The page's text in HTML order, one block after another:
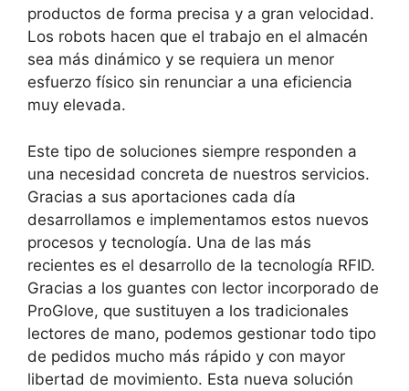
productos de forma precisa y a gran velocidad.
Los robots hacen que el trabajo en el almacén
sea más dinámico y se requiera un menor
esfuerzo físico sin renunciar a una eficiencia
muy elevada.
Este tipo de soluciones siempre responden a
una necesidad concreta de nuestros servicios.
Gracias a sus aportaciones cada día
desarrollamos e implementamos estos nuevos
procesos y tecnología. Una de las más
recientes es el desarrollo de la tecnología RFID.
Gracias a los guantes con lector incorporado de
ProGlove, que sustituyen a los tradicionales
lectores de mano, podemos gestionar todo tipo
de pedidos mucho más rápido y con mayor
libertad de movimiento. Esta nueva solución